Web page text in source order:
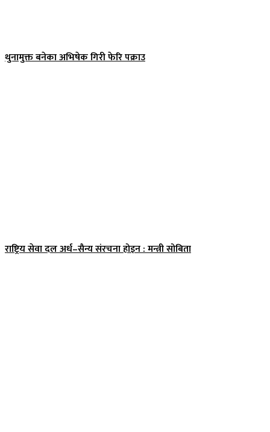
थुनामुक्त बनेका अभिषेक गिरी फेरि पक्राउ
राष्ट्रिय सेवा दल अर्ध–सैन्य संरचना होइन : मन्त्री सोबिता